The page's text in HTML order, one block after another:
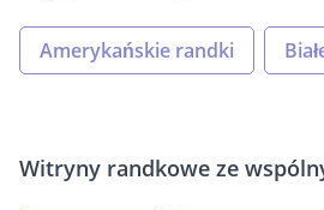
Amerykańskie randki
Witryny randkowe ze